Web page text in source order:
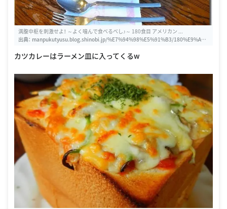
満腹中枢を刺激せよ！ ～よく噛んで食べるべし♪～ 180食目 アメリカン ...
出典： manpukutyusu.blog.shinobi.jp/%E7%94%98%E5%91%B3/180%E9%A3%
2%AB%E3%83%B3%E3%83%AC%E3%82%B9%E3%83%88%E3%83%A9%E3%
8A%E3%83%8A%E3%83%91%E3%83%95%E3%82%A7
カツカレーはラーメン皿に入ってくるw